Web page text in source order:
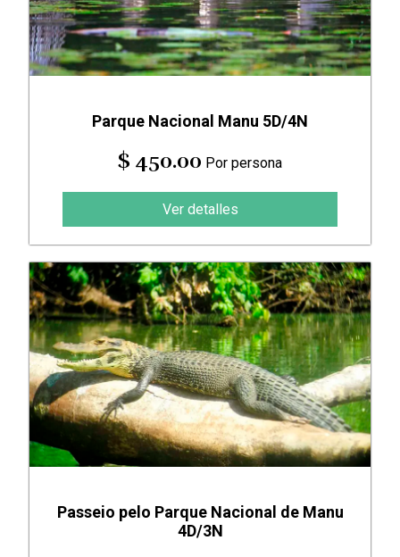
Parque Nacional Manu 5D/4N
$ 450.00 Por persona
Ver detalles
Passeio pelo Parque Nacional de Manu
4D/3N